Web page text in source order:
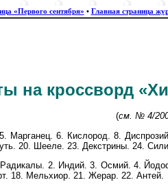
«Первого сентября» • Главная страница
на кроссворд
(см. № 4/
5. Марганец. 6. Кислород. 8.
20. Шееле. 23. Декстрины. 24.
2. Индий. 3. Осмий. 4.
18. Мельхиор. 21. Жерар. 22. Антей.